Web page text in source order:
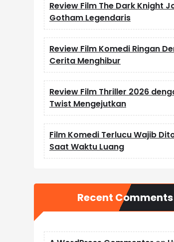
Review Film The Dark Knight
Gotham Legendaris
Review Film Komedi Ringan
Cerita Menghibur
Review Film Thriller 2026
Twist Mengejutkan
Film Komedi Terlucu Wajib
Saat Waktu Luang
Recent Comments